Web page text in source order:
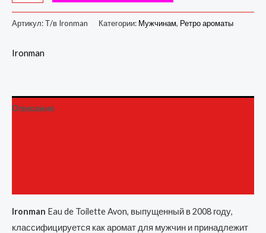
Артикул:Т/в Ironman Категории: Мужчинам, Ретро ароматы
Ironman
Описание
Ironman Eau de Toilette Avon, выпущенный в 2008 году,
классифицируется как аромат для мужчин и принадлежит